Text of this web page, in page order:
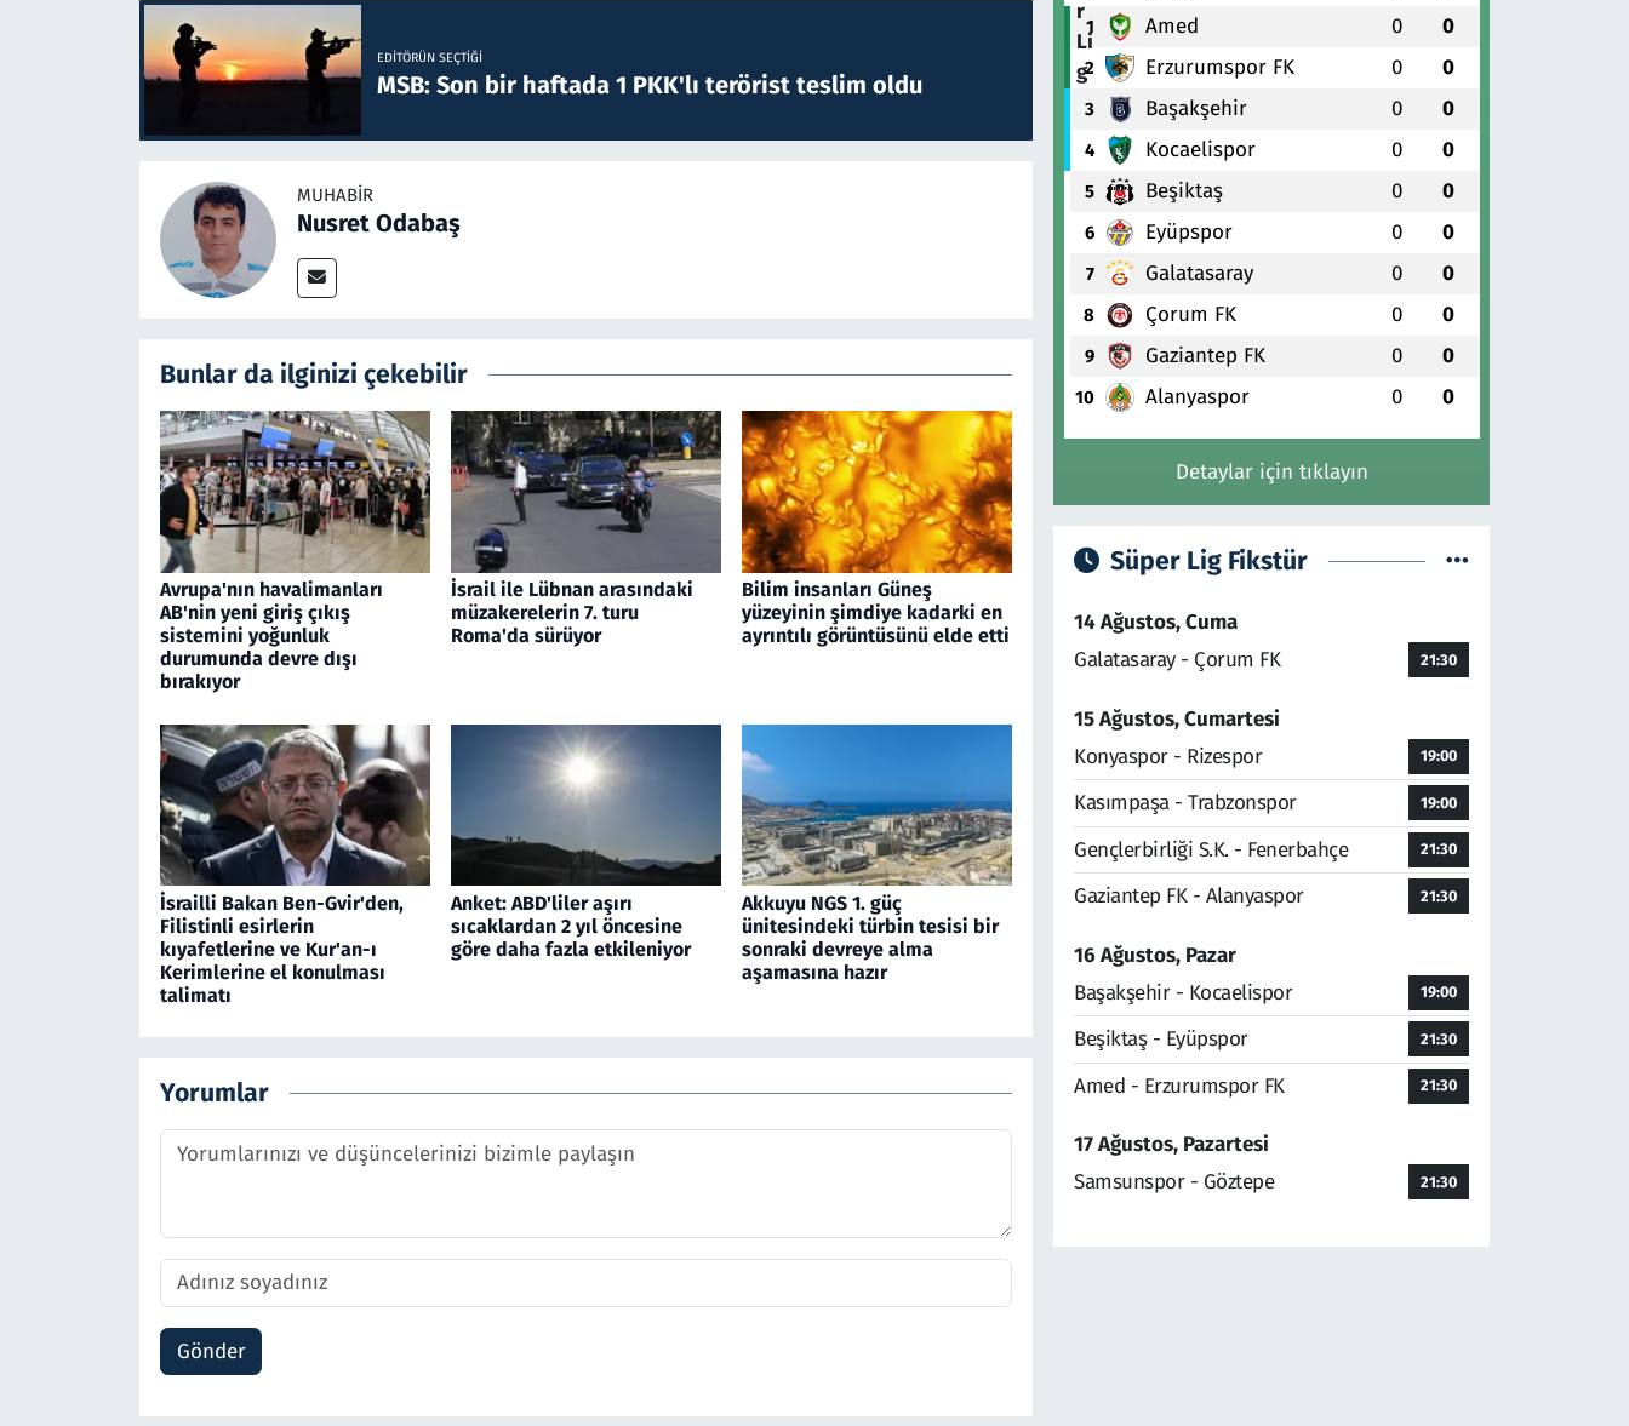
EDITÖRÜN SEÇTIĞI
MSB: Son bir haftada 1 PKK'lı terörist teslim oldu
MUHABIR
Nusret Odabaş
Bunlar da ilginizi çekebilir
Avrupa'nın havalimanları
AB'nin yeni giriş çıkış
sistemini yoğunluk
durumunda devre dışı
bırakıyor
İsrail ile Lübnan arasındaki
müzakerelerin 7. turu
Roma'da sürüyor
Bilim insanları Güneş
yüzeyinin şimdiye kadarki en
ayrıntılı görüntüsünü elde etti
İsrailli Bakan Ben-Gvir'den,
Filistinli esirlerin
kıyafetlerine ve Kur'an-ı
Kerimlerine el konulması
talimatı
Anket: ABD'liler aşırı
sıcaklardan 2 yıl öncesine
göre daha fazla etkileniyor
Akkuyu NGS 1. güç
ünitesindeki türbin tesisi bir
sonraki devreye alma
aşamasına hazır
Yorumlar
Gönder
1 Amed 0 0
2 Erzurumspor FK 0 0
3 Başakşehir 0 0
4 Kocaelispor 0 0
5 Beşiktaş 0 0
6 Eyüpspor 0 0
7 Galatasaray 0 0
8 Çorum FK 0 0
9 Gaziantep FK 0 0
10 Alanyaspor 0 0
Detaylar için tıklayın
Süper Lig Fikstür
14 Ağustos, Cuma
Galatasaray - Çorum FK
21:30
15 Ağustos, Cumartesi
Konyaspor - Rizespor
19:00
Kasımpaşa - Trabzonspor 19:00
Gençlerbirliği S.K. - Fenerbahçe 21:30
Gaziantep FK - Alanyaspor 21:30
16 Ağustos, Pazar
Başakşehir - Kocaelispor
19:00
Beşiktaş - Eyüpspor 21:30
Amed - Erzurumspor FK 21:30
17 Ağustos, Pazartesi
Samsunspor - Göztepe
21:30